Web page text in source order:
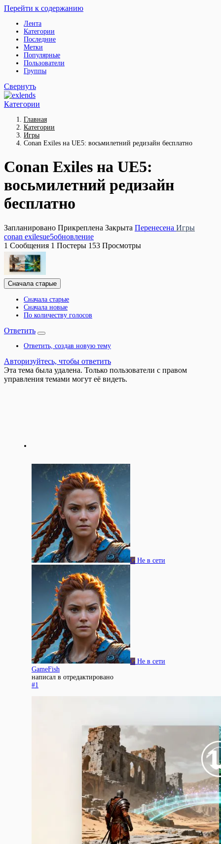
Перейти к содержанию
Лента
Категории
Последние
Метки
Популярные
Пользователи
Группы
Свернуть
Категории
Главная
Категории
Игры
Conan Exiles на UE5: восьмилетний редизайн бесплатно
Conan Exiles на UE5:
восьмилетний редизайн
бесплатно
Запланировано Прикреплена Закрыта Перенесена Игры
conan exilesue5обновление
1 Сообщения 1 Постеры 153 Просмотры
Сначала старые
Сначала старые
Сначала новые
По количеству голосов
Ответить
Ответить, создав новую тему
Авторизуйтесь, чтобы ответить
Эта тема была удалена. Только пользователи с правом
управления темами могут её видеть.
G Не в сети
G Не в сети
GameFish
написал в отредактировано
#1